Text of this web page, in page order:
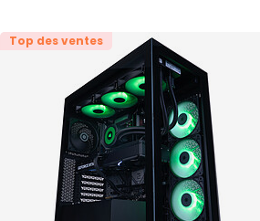
Top des ventes